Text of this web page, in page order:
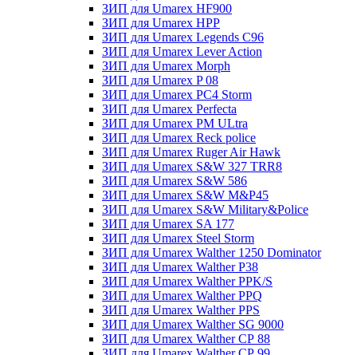
ЗИП для Umarex HF900
ЗИП для Umarex HPP
ЗИП для Umarex Legends C96
ЗИП для Umarex Lever Action
ЗИП для Umarex Morph
ЗИП для Umarex P 08
ЗИП для Umarex PC4 Storm
ЗИП для Umarex Perfecta
ЗИП для Umarex PM ULtra
ЗИП для Umarex Reck police
ЗИП для Umarex Ruger Air Hawk
ЗИП для Umarex S&W 327 TRR8
ЗИП для Umarex S&W 586
ЗИП для Umarex S&W M&P45
ЗИП для Umarex S&W Military&Police
ЗИП для Umarex SA 177
ЗИП для Umarex Steel Storm
ЗИП для Umarex Walther 1250 Dominator
ЗИП для Umarex Walther P38
ЗИП для Umarex Walther PPK/S
ЗИП для Umarex Walther PPQ
ЗИП для Umarex Walther PPS
ЗИП для Umarex Walther SG 9000
ЗИП для Umarex Walther СР 88